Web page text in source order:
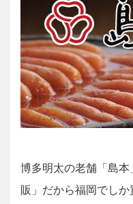
博多明太の老舗「島
販」だから福岡でし